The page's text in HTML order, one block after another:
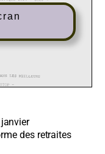
des retraites